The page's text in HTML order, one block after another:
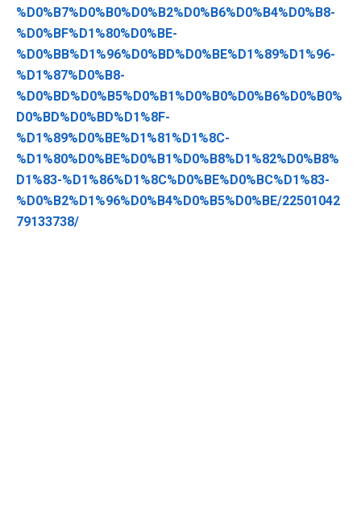
%D0%B7%D0%B0%D0%B2%D0%B6%D0%B4%D0%B8-
%D0%BF%D1%80%D0%BE-
%D0%BB%D1%96%D0%BD%D0%BE%D1%89%D1%96-
%D1%87%D0%B8-
%D0%BD%D0%B5%D0%B1%D0%B0%D0%B6%D0%B0%
D0%BD%D0%BD%D1%8F-
%D1%89%D0%BE%D1%81%D1%8C-
%D1%80%D0%BE%D0%B1%D0%B8%D1%82%D0%B8%
D1%83-%D1%86%D1%8C%D0%BE%D0%BC%D1%83-
%D0%B2%D1%96%D0%B4%D0%B5%D0%BE/22501042
79133738/